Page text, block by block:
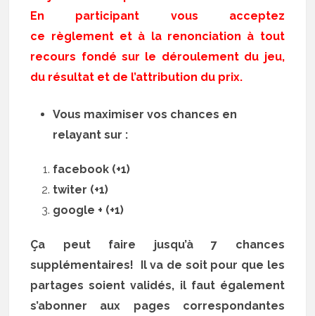
En participant vous acceptez
ce règlement et à la renonciation à tout
recours fondé sur le déroulement du jeu,
du résultat et de l’attribution du prix.
Vous maximiser vos chances en
relayant sur :
facebook (+1)
twiter (+1)
google + (+1)
Ça peut faire jusqu’à 7 chances
supplémentaires! Il va de soit pour que les
partages soient validés, il faut également
s’abonner aux pages correspondantes